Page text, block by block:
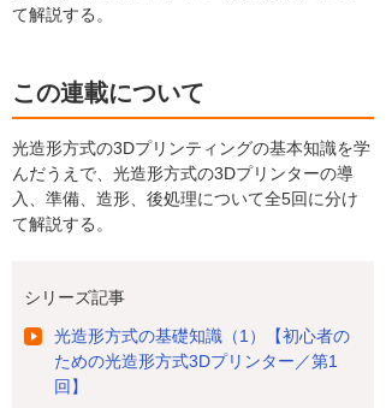
て解説する。
この連載について
光造形方式の3Dプリンティングの基本知識を学
んだうえで、光造形方式の3Dプリンターの導
入、準備、造形、後処理について全5回に分け
て解説する。
シリーズ記事
光造形方式の基礎知識（1）【初心者の
ための光造形方式3Dプリンター／第1
回】